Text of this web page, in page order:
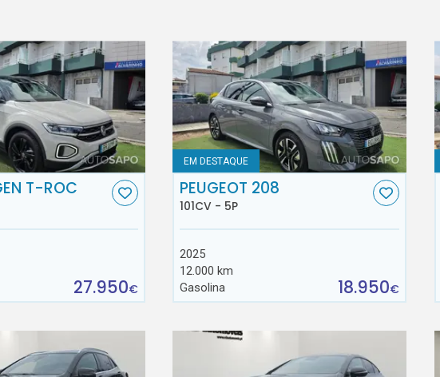
T-ROC
27.950€
EM DESTAQUE
PEUGEOT 208
101CV - 5P
2025
12.000 km
Gasolina
18.950€